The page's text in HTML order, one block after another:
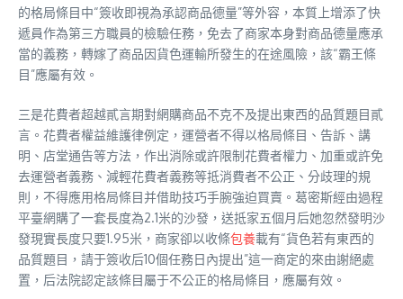
的格局條目中“簽收即視為承認商品德量”等外容，本質上增添了快
遞員作為第三方職員的檢驗任務，免去了商家本身對商品德量應承
當的義務，轉嫁了商品因貨色運輸所發生的在途風險，該“霸王條
目”應屬有效。
三是花費者超越貳言期對網購商品不克不及提出東西的品質題目貳
言。花費者權益維護律例定，運營者不得以格局條目、告訴、講
明、店堂通告等方法，作出消除或許限制花費者權力、加重或許免
去運營者義務、減輕花費者義務等抵消費者不公正、分歧理的規
則，不得應用格局條目并借助技巧手腕強迫買賣。葛密斯經由過程
平臺網購了一套長度為2.1米的沙發，送抵家五個月后她忽然發明沙
發現實長度只要1.95米，商家卻以收條包養載有“貨色若有東西的
品質題目，請于簽收后10個任務日內提出”這一商定的來由謝絕處
置，后法院認定該條目屬于不公正的格局條目，應屬有效。